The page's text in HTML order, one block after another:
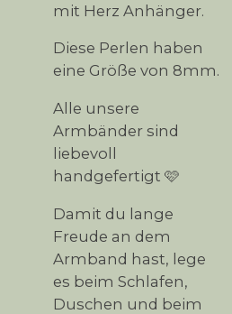
mit Herz Anhänger.
Diese Perlen haben
eine Größe von 8mm.
Alle unsere
Armbänder sind
liebevoll
handgefertigt 🩷
Damit du lange
Freude an dem
Armband hast, lege
es beim Schlafen,
Duschen und beim